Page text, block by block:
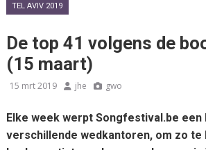
TEL AVIV 2019
De top 41 volgens de
(15 maart)
15 mrt 2019 jhe gwo
Elke week werpt Songfestival.be een
verschillende wedkantoren, om zo te